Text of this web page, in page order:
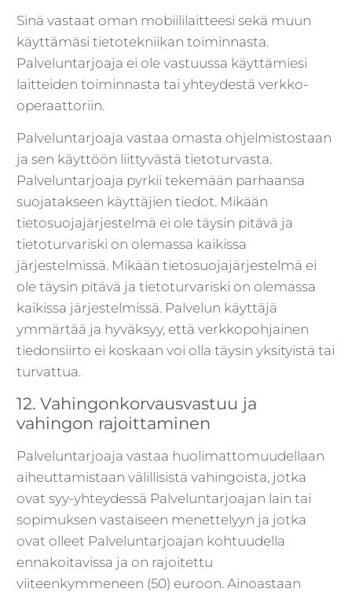
Sinä vastaat oman mobiililaitteesi sekä muun
käyttämäsi tietotekniikan toiminnasta.
Palveluntarjoaja ei ole vastuussa käyttämiesi
laitteiden toiminnasta tai yhteydestä verkko-
operaattoriin.
Palveluntarjoaja vastaa omasta ohjelmistostaan
ja sen käyttöön liittyvästä tietoturvasta.
Palveluntarjoaja pyrkii tekemään parhaansa
suojatakseen käyttäjien tiedot. Mikään
tietosuojajärjestelmä ei ole täysin pitävä ja
tietoturvariski on olemassa kaikissa
järjestelmissä. Mikään tietosuojajärjestelmä ei
ole täysin pitävä ja tietoturvariski on olemassa
kaikissa järjestelmissä. Palvelun käyttäjä
ymmärtää ja hyväksyy, että verkkopohjainen
tiedonsiirto ei koskaan voi olla täysin yksityistä tai
turvattua.
12. Vahingonkorvausvastuu ja
vahingon rajoittaminen
Palveluntarjoaja vastaa huolimattomuudellaan
aiheuttamistaan välillisistä vahingoista, jotka
ovat syy-yhteydessä Palveluntarjoajan lain tai
sopimuksen vastaiseen menettelyyn ja jotka
ovat olleet Palveluntarjoajan kohtuudella
ennakoitavissa ja on rajoitettu
viiteenkymmeneen (50) euroon. Ainoastaan